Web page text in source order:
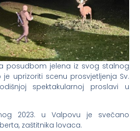
a posudbom jelena iz svog stalnog
uprizoriti scenu prosvjetljenja Sv.
spektakularnoj proslavi u
2023. u Valpovu je svečano
zaštitnika lovaca.